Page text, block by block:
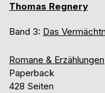
Thomas Regnery
Band 3: Das
Romane & Erzählungen
Paperback
428 Seiten